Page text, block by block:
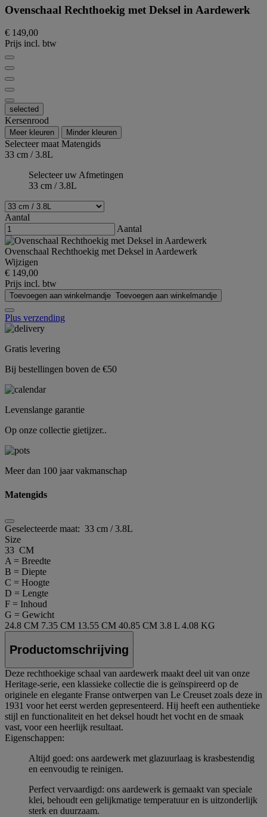
Ovenschaal Rechthoekig met Deksel in Aardewerk
€ 149,00
Prijs incl. btw
selected
Kersenrood
Meer kleuren Minder kleuren
Selecteer maatMatengids
33 cm / 3.8L
Selecteer uw Afmetingen
33 cm / 3.8L
Aantal
Aantal
Ovenschaal Rechthoekig met Deksel in Aardewerk
Wijzigen
€ 149,00
Prijs incl. btw
Toevoegen aan winkelmandje Toevoegen aan winkelmandje
Plus verzending
Gratis levering
Bij bestellingen boven de €50
Levenslange garantie
Op onze collectie gietijzer..
Meer dan 100 jaar vakmanschap
Matengids
Geselecteerde maat: 33 cm / 3.8L
Size
33 CM
A = Breedte
B = Diepte
C = Hoogte
D = Lengte
F = Inhoud
G = Gewicht
24.8 CM 7.35 CM 13.55 CM 40.85 CM 3.8 L 4.08 KG
Productomschrijving
Deze rechthoekige schaal van aardewerk maakt deel uit van onze
Heritage-serie, een klassieke collectie die is geïnspireerd op de
originele en elegante Franse ontwerpen van Le Creuset zoals deze in
1931 voor het eerst werden gepresenteerd. Hij heeft een authentieke
stijl en functionaliteit en het deksel houdt het vocht en de smaak
vast, voor een heerlijk resultaat.
Eigenschappen:
Altijd goed: ons aardewerk met glazuurlaag is krasbestendig
en eenvoudig te reinigen.
Perfect vervaardigd: ons aardewerk is gemaakt van speciale
klei, behoudt een gelijkmatige temperatuur en is uitzonderlijk
sterk en duurzaam.